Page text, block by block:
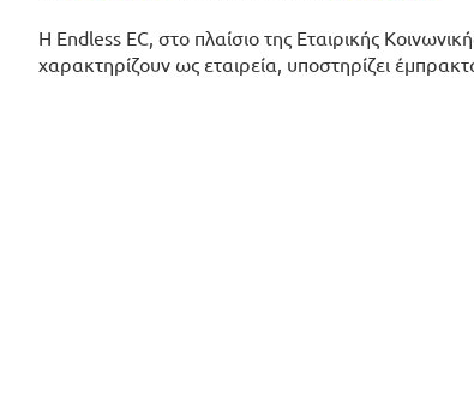
H Endless EC, στο πλαίσιο της Εταιρικής
χαρακτηρίζουν ως εταιρεία, υποστηρίζει